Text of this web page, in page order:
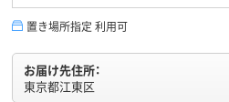
置き場所指定 利用可
お届け先住所：
東京都江東区